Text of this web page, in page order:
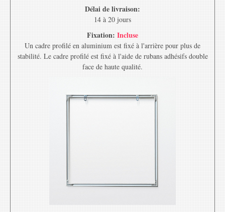
Délai de livraison:
14 à 20 jours
Fixation: Incluse
Un cadre profilé en aluminium est fixé à l'arrière pour plus de
stabilité. Le cadre profilé est fixé à l'aide de rubans adhésifs double
face de haute qualité.